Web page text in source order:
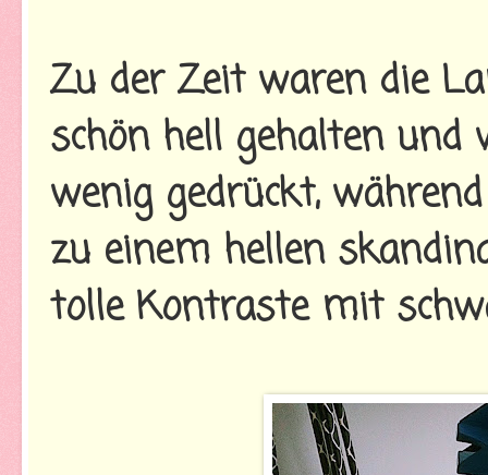
Zu der Zeit waren die
schön hell gehalten
wenig gedrückt,
zu einem hellen
tolle Kontraste mit